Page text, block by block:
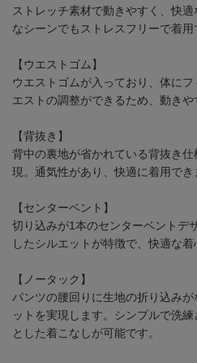
ストレッチ素材で動きやすく、快
なシーンでもストレスフリーで着用
【ウエストゴム】
ウエストゴムが入っており、体に
エストの調整ができるため、動きや
【背抜き】
背中の裏地が省かれている背抜き
現。通気性があり、快適に着用でき
【センターベント】
切り込みが1本のセンターベントデ
したシルエットが特徴で、快適な
【ノータック】
パンツの腰回りに生地の折り込み
ットを実現します。シンプルで洗
とした着こなしが可能です。